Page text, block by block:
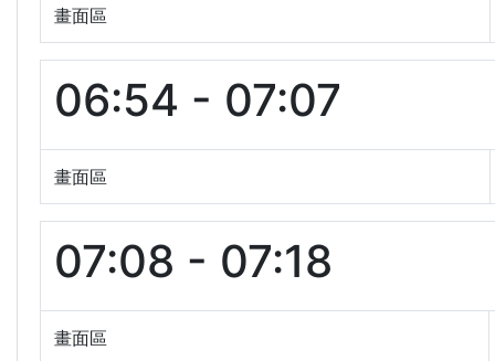
畫面區
06:54 - 07:07
畫面區
07:08 - 07:18
畫面區